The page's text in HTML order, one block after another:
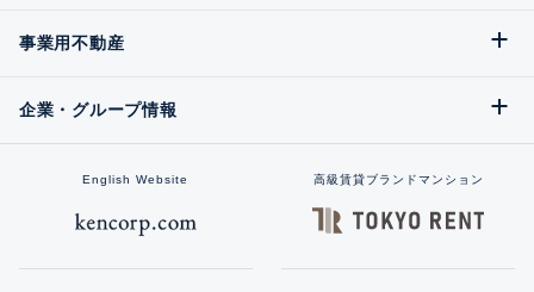
事業用不動産
企業・グループ情報
English Website 高級賃貸ブランドマンション